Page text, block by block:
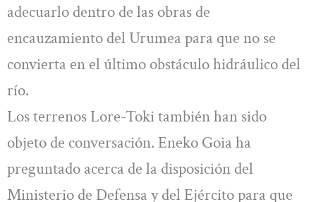
adecuarlo dentro de las obras de
encauzamiento del Urumea para que no se
convierta en el último obstáculo hidráulico del
río.
Los terrenos Lore-Toki también han sido
objeto de conversación. Eneko Goia ha
preguntado acerca de la disposición del
Ministerio de Defensa y del Ejército para que